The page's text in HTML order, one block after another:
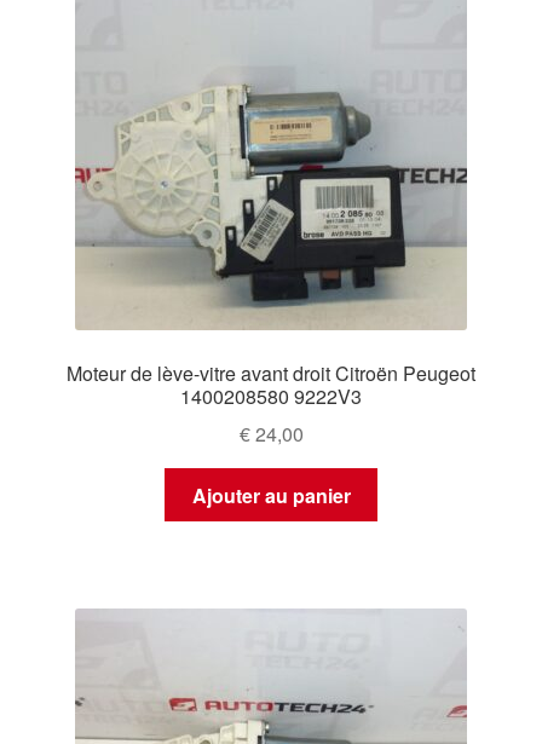
Moteur de lève-vitre avant droit Citroën Peugeot
1400208580 9222V3
€24,00
Ajouter au panier